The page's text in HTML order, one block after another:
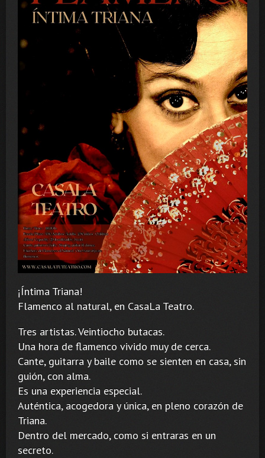
¡Íntima Triana!
Flamenco al natural, en CasaLa Teatro.
Tres artistas. Veintiocho butacas.
Una hora de flamenco vivido muy de cerca.
Cante, guitarra y baile como se sienten en casa, sin
guión, con alma.
Es una experiencia especial.
Auténtica, acogedora y única, en pleno corazón de
Triana.
Dentro del mercado, como si entraras en un
secreto.